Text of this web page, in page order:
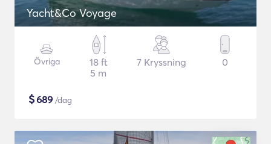
Yacht&Co Voyage
Övriga
18 ft
5 m
7 Kryssning 0
$689 /dag